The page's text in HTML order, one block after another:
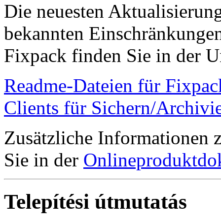
Die neuesten
bekannten
Fixpack finden Sie in der
Readme-Dateien für
Clients für Sichern/
Zusätzliche Informationen
Sie in der
Telepítési útmutatás